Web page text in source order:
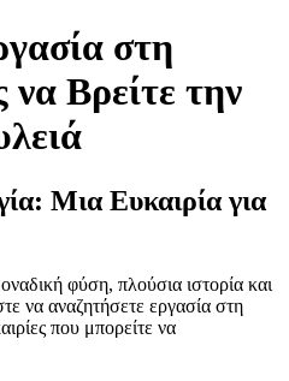
στη
Βρείτε την
Μια Ευκαιρία για
φύση, πλούσια ιστορία και
να αναζητήσετε εργασία στη
που μπορείτε να